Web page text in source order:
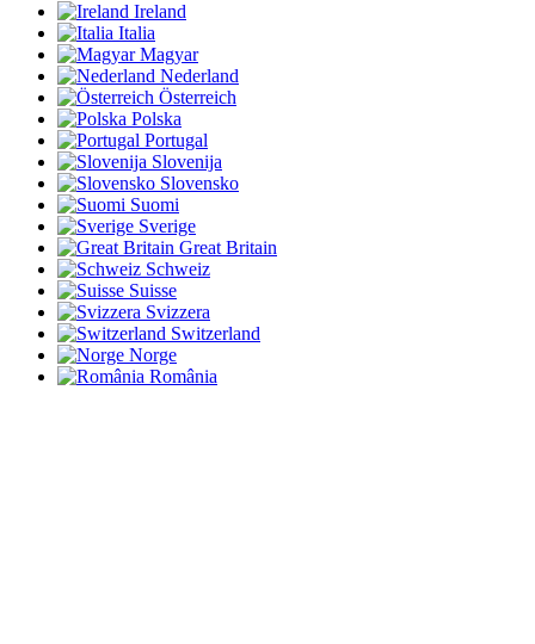
Ireland
Italia
Magyar
Nederland
Österreich
Polska
Portugal
Slovenija
Slovensko
Suomi
Sverige
Great Britain
Schweiz
Suisse
Svizzera
Switzerland
Norge
România